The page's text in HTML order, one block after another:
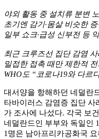
야외 활동 중 설치류 분변
초기엔 감기·몸살 비슷한
일부 쇼크·급성 신부전 등
최근 크루즈선 집단 감염
밀접한 접촉 때만 제한적
WHO도 “코로나19와 다르
대서양을 항해하던 네덜란
타바이러스 감염증 집단
가 조사에 나섰다. 각국 보
네덜란드인 부부와 독일인
1명은 남아프리카공화국